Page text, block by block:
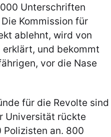
Unterschriften
Kommission für
ablehnt, wird von
und bekommt
vor die Nase
für die Revolte sind
Universität rückte
an. 800